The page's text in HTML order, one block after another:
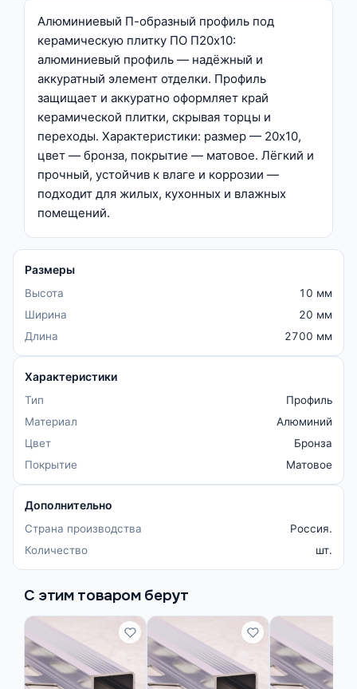
Алюминиевый П-образный профиль под
керамическую плитку ПО П20х10:
алюминиевый профиль — надёжный и
аккуратный элемент отделки. Профиль
защищает и аккуратно оформляет край
керамической плитки, скрывая торцы и
переходы. Характеристики: размер — 20х10,
цвет — бронза, покрытие — матовое. Лёгкий и
прочный, устойчив к влаге и коррозии —
подходит для жилых, кухонных и влажных
помещений.
Размеры
Высота
10 мм
Ширина
20 мм
Длина
2700 мм
Характеристики
Тип
Профиль
Материал
Алюминий
Цвет
Бронза
Покрытие
Матовое
Дополнительно
Страна производства
Россия.
Количество
шт.
С этим товаром берут